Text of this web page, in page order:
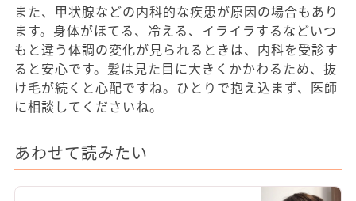
また、甲状腺などの内科的な疾患が原因の場合もあり
ます。身体がほてる、冷える、イライラするなどいつ
もと違う体調の変化が見られるときは、内科を受診す
ると安心です。髪は見た目に大きくかかわるため、抜
け毛が続くと心配ですね。ひとりで抱え込まず、医師
に相談してくださいね。
あわせて読みたい